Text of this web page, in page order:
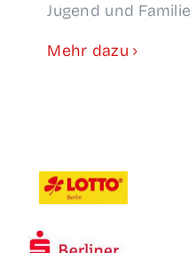
Jugend und
Mehr dazu